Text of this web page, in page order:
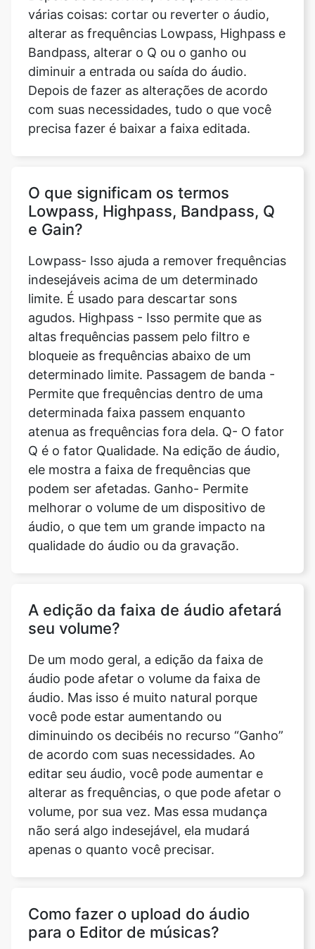
diminuir a entrada ou saída do áudio.
Depois de fazer as alterações de acordo
com suas necessidades, tudo o que você
precisa fazer é baixar a faixa editada.
O que significam os termos
Lowpass- Isso ajuda a remover frequências
indesejáveis acima de um determinado
limite. É usado para descartar sons
agudos. Highpass - Isso permite que as
altas frequências passem pelo filtro e
bloqueie as frequências abaixo de um
determinado limite. Passagem de banda -
Permite que frequências dentro de uma
determinada faixa passem enquanto
atenua as frequências fora dela. Q- O fator
Q é o fator Qualidade. Na edição de áudio,
ele mostra a faixa de frequências que
podem ser afetadas. Ganho- Permite
melhorar o volume de um dispositivo de
áudio, o que tem um grande impacto na
qualidade do áudio ou da gravação.
A edição da faixa de áudio afetará
áudio pode afetar o volume da faixa de
áudio. Mas isso é muito natural porque
você pode estar aumentando ou
diminuindo os decibéis no recurso “Ganho”
de acordo com suas necessidades. Ao
editar seu áudio, você pode aumentar e
alterar as frequências, o que pode afetar o
volume, por sua vez. Mas essa mudança
não será algo indesejável, ela mudará
apenas o quanto você precisar.
Como fazer o upload do áudio
você precisa fazer o upload do arquivo de
áudio. Você pode fazer isso simplesmente